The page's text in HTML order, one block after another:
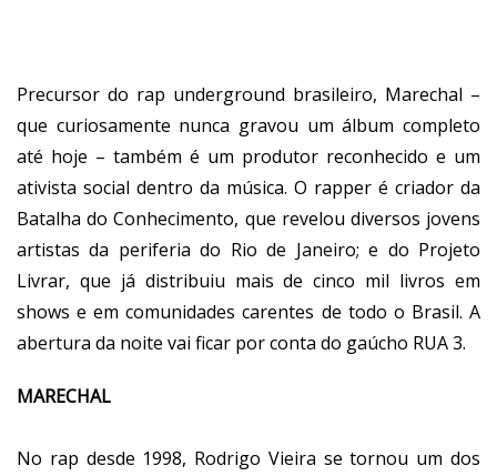
Precursor do rap underground brasileiro, Marechal –
que curiosamente nunca gravou um álbum completo
até hoje – também é um produtor reconhecido e um
ativista social dentro da música. O rapper é criador da
Batalha do Conhecimento, que revelou diversos jovens
artistas da periferia do Rio de Janeiro; e do Projeto
Livrar, que já distribuiu mais de cinco mil livros em
shows e em comunidades carentes de todo o Brasil. A
abertura da noite vai ficar por conta do gaúcho RUA 3.
MARECHAL
No rap desde 1998, Rodrigo Vieira se tornou um dos